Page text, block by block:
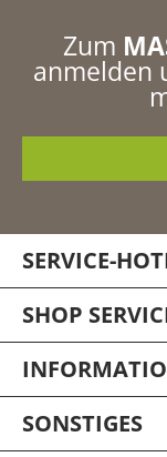
Bad
Zum
anmelden
SERVICE-
SHOP
SONSTIGES